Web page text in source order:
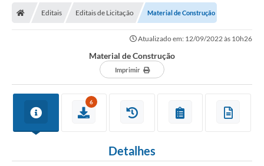
Turismo
Notícias
Obras
Editais Editais de Licitação Material de Construção
Atualizado em: 12/09/2022 às 10h26
Material de Construção
Imprimir
6
Detalhes